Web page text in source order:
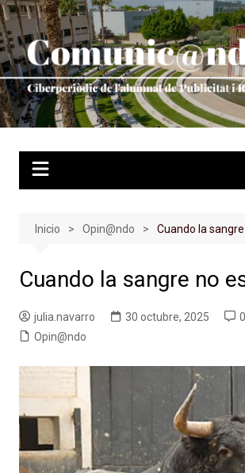
Saltar
al
contenido
Inicio Opin@ndo Cuando la
Cuando la sangre no
julia.navarro 30 octubre, 2025
0
Opin@ndo